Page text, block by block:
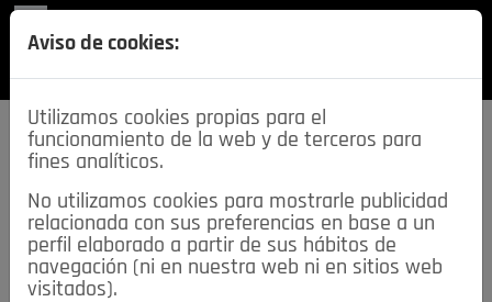
SECCIONES
descarga esta
REVISTA
Aviso de cookies:
Utilizamos cookies propias para el
funcionamiento de la web y de terceros para
fines analíticos.
No utilizamos cookies para mostrarle publicidad
relacionada con sus preferencias en base a un
perfil elaborado a partir de sus hábitos de
navegación (ni en nuestra web ni en sitios web
visitados).